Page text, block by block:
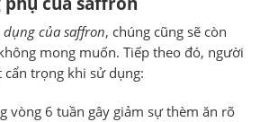
dụng của saffron, chúng cũng sẽ còn
mong muốn. Tiếp theo đó, người
cẩn trọng khi sử dụng:
vòng 6 tuần gây giảm sự thèm ăn rõ